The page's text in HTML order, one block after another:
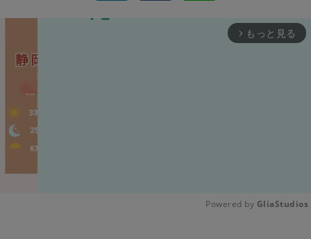
arrow_forward_ios もっと見る
Powered by GliaStudios